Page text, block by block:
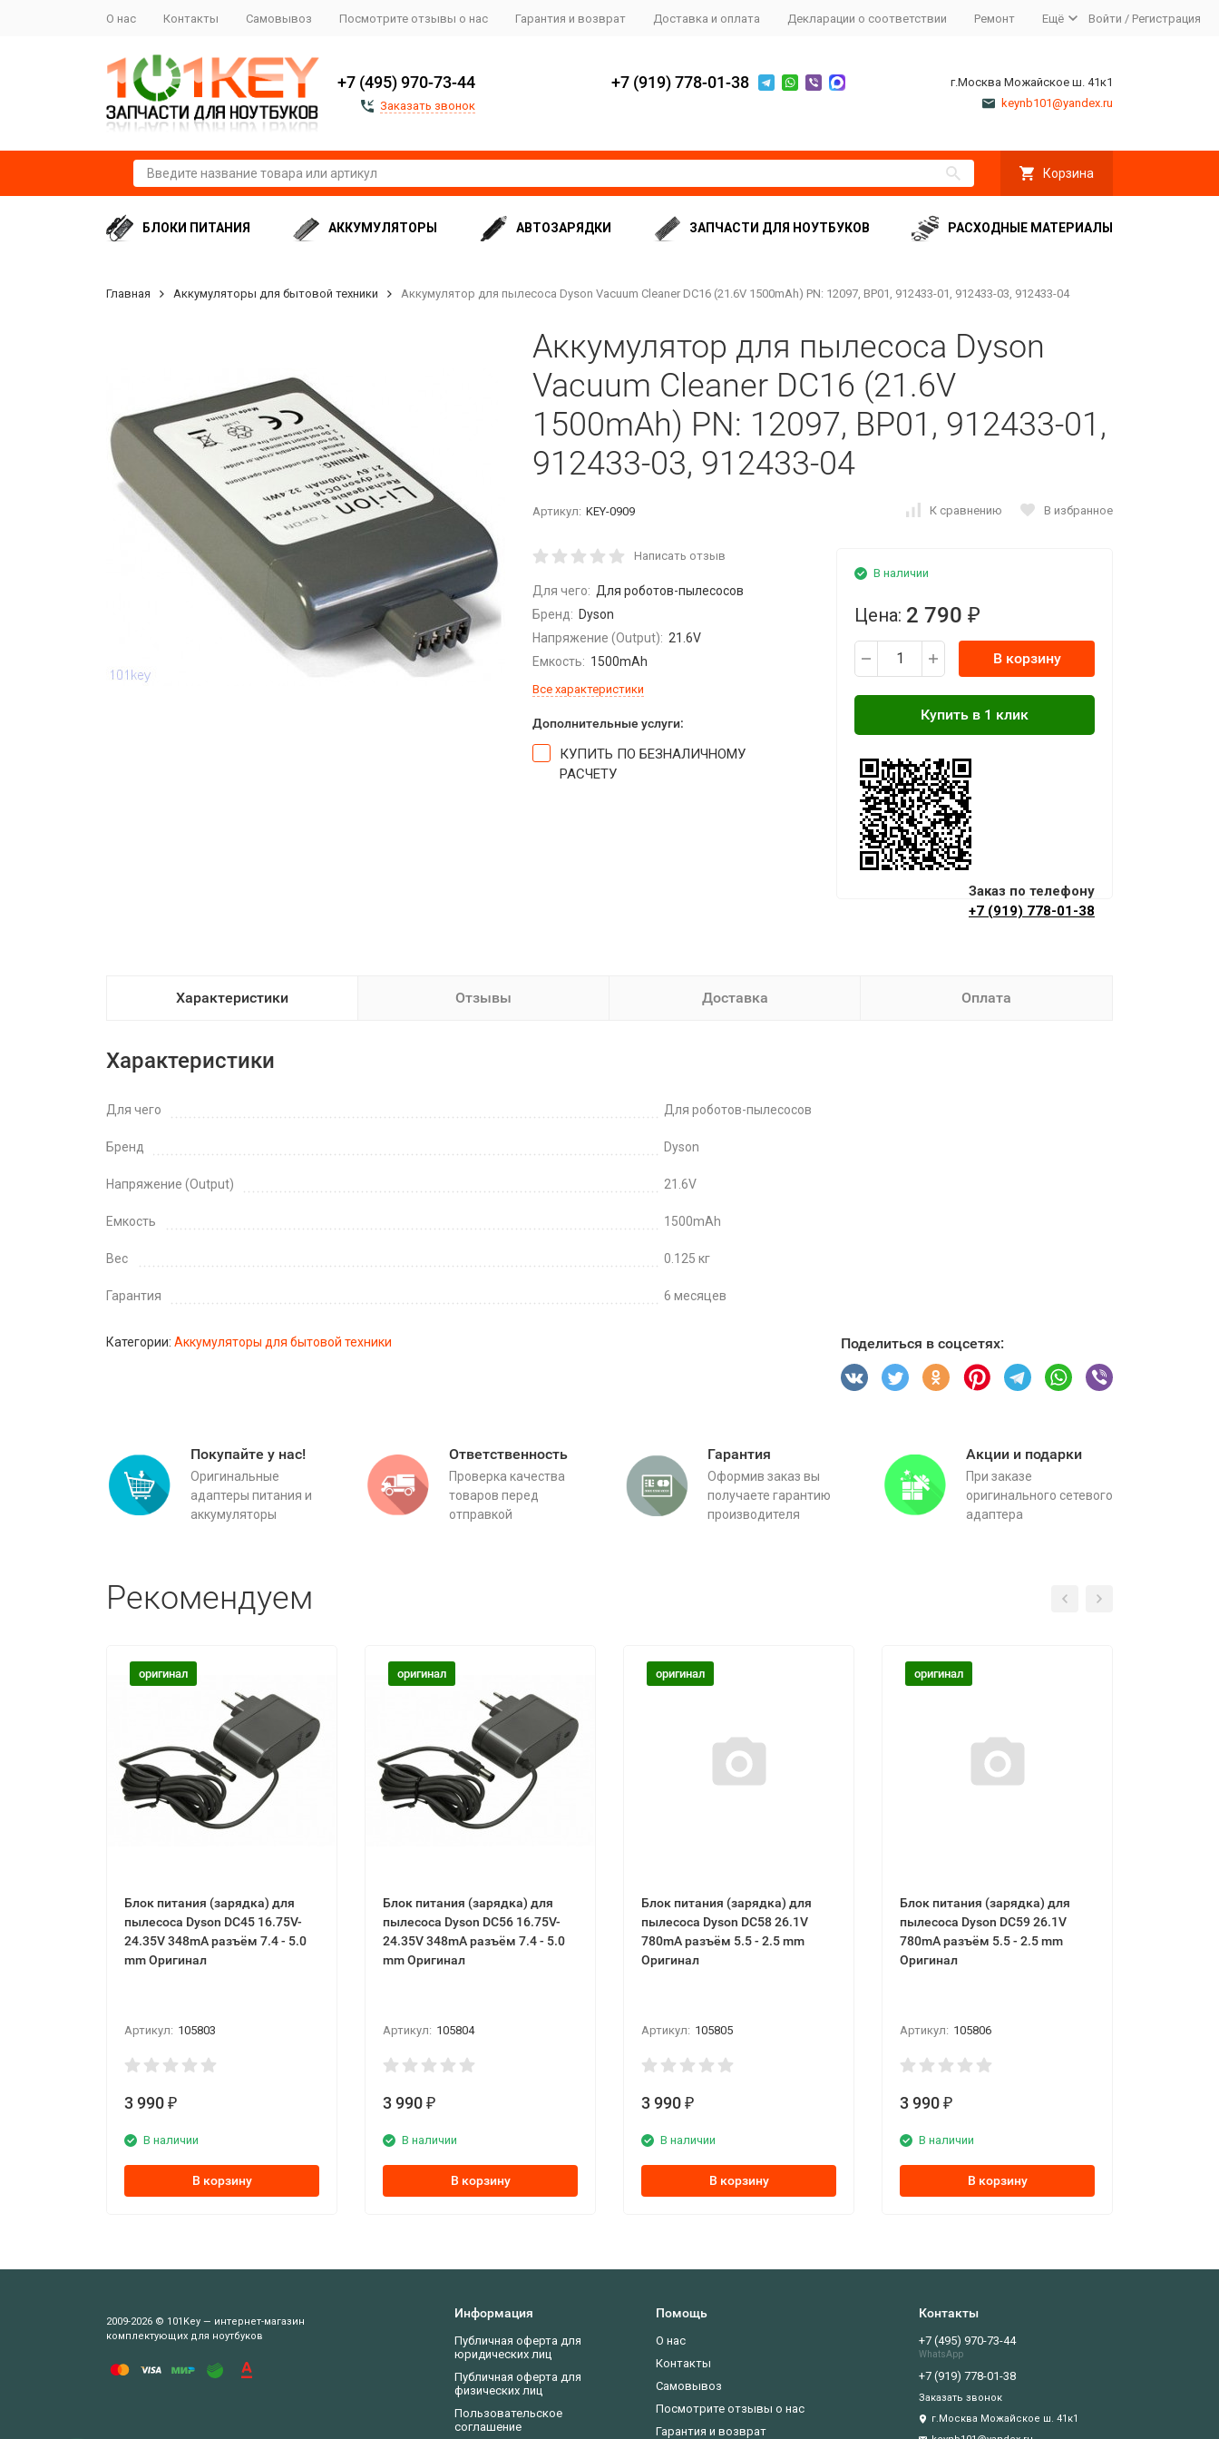
О нас Контакты Самовывоз Посмотрите отзывы о нас Гарантия и возврат Доставка и оплата Декларации о соответствии Ремонт Ещё Войти / Регистрация
+7 (495) 970-73-44
Заказать звонок
+7 (919) 778-01-38
г.Москва Можайское ш. 41к1
keynb101@yandex.ru
Корзина
БЛОКИ ПИТАНИЯ АККУМУЛЯТОРЫ АВТОЗАРЯДКИ ЗАПЧАСТИ ДЛЯ НОУТБУКОВ РАСХОДНЫЕ МАТЕРИАЛЫ
Главная Аккумуляторы для бытовой техники Аккумулятор для пылесоса Dyson Vacuum Cleaner DC16 (21.6V 1500mAh) PN: 12097, BP01, 912433-01, 912433-03, 912433-04
Аккумулятор для пылесоса Dyson
Vacuum Cleaner DC16 (21.6V
1500mAh) PN: 12097, BP01, 912433-01,
912433-03, 912433-04
Артикул: KEY-0909 К сравнению В избранное
Написать отзыв
Для чего: Для роботов-пылесосов
Бренд: Dyson
Напряжение (Output): 21.6V
Емкость: 1500mAh
Все характеристики
Дополнительные услуги:
КУПИТЬ ПО БЕЗНАЛИЧНОМУ
РАСЧЕТУ
В наличии
Цена: 2 790 ₽
В корзину
Заказ по телефону
+7 (919) 778-01-38
Характеристики Отзывы Доставка Оплата
Характеристики
Для чего Для роботов-пылесосов
Бренд Dyson
Напряжение (Output) 21.6V
Емкость 1500mAh
Вес 0.125 кг
Гарантия 6 месяцев
Категории: Аккумуляторы для бытовой техники Поделиться в соцсетях:
Покупайте у нас!
Оригинальные
адаптеры питания и
аккумуляторы
Ответственность
Проверка качества
товаров перед
отправкой
Гарантия
Оформив заказ вы
получаете гарантию
производителя
Акции и подарки
При заказе
оригинального сетевого
адаптера
Рекомендуем
оригинал
Блок питания (зарядка) для
пылесоса Dyson DC45 16.75V-
24.35V 348mA разъём 7.4 - 5.0
mm Оригинал
Артикул: 105803
3 990 ₽
В наличии
В корзину
оригинал
Блок питания (зарядка) для
пылесоса Dyson DC56 16.75V-
24.35V 348mA разъём 7.4 - 5.0
mm Оригинал
Артикул: 105804
3 990 ₽
В наличии
В корзину
оригинал
Блок питания (зарядка) для
пылесоса Dyson DC58 26.1V
780mA разъём 5.5 - 2.5 mm
Оригинал
Артикул: 105805
3 990 ₽
В наличии
В корзину
оригинал
Блок питания (зарядка) для
пылесоса Dyson DC59 26.1V
780mA разъём 5.5 - 2.5 mm
Оригинал
Артикул: 105806
3 990 ₽
В наличии
В корзину
2009-2026 © 101Key — интернет-магазин
комплектующих для ноутбуков
Информация
Публичная оферта для
юридических лиц
Публичная оферта для
физических лиц
Пользовательское
соглашение
Помощь
О нас
Контакты
Самовывоз
Посмотрите отзывы о нас
Гарантия и возврат
Контакты
+7 (495) 970-73-44
WhatsApp
+7 (919) 778-01-38
Заказать звонок
г.Москва Можайское ш. 41к1